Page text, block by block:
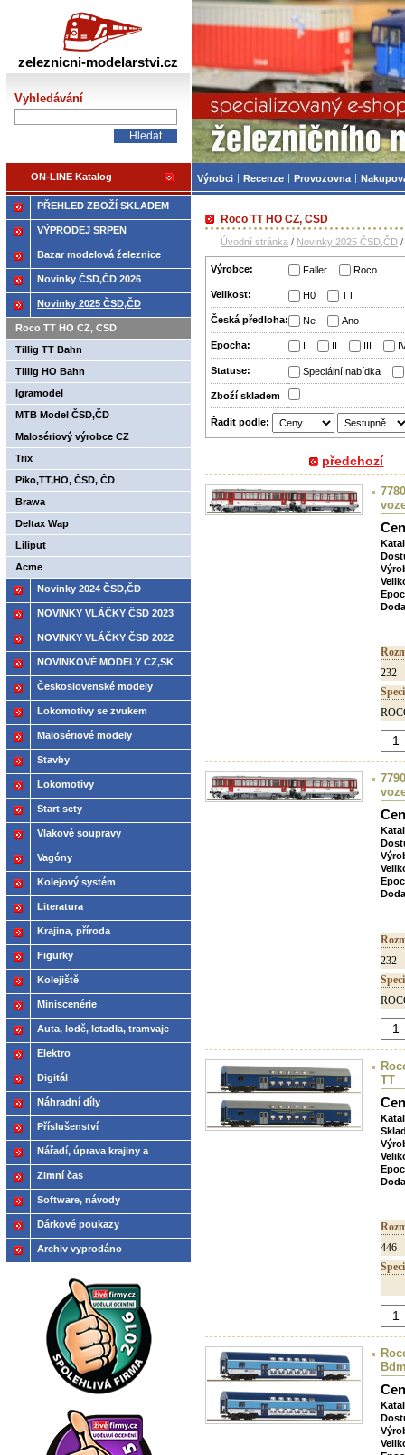
Roco TT HO CZ, CSD
Úvodní stránka / Novinky 2025 ČSD,ČD /
Výrobce: Faller Roco
Velikost: H0 TT
Česká předloha: Ne Ano
Epocha: I II III
Statuse: Speciální nabídka
Zboží­ skladem
Řadit podle:
předchozí
232
232
TT
446
PŘEHLED ZBOŽÍ SKLADEM
VÝPRODEJ SRPEN
Bazar modelová železnice
Novinky ČSD,ČD 2026
Novinky 2025 ČSD,ČD
Roco TT HO CZ, CSD
Tillig TT Bahn
Tillig HO Bahn
Igramodel
MTB Model ČSD,ČD
Malosériový výrobce CZ
Trix
Piko,TT,HO, ČSD, ČD
Brawa
Deltax Wap
Liliput
Acme
Novinky 2024 ČSD,ČD
NOVINKY VLÁČKY ČSD 2023
NOVINKY VLÁČKY ČSD 2022
NOVINKOVÉ MODELY CZ,SK
2021
Československé modely
ČSD,ČD
Lokomotivy se zvukem
Malosériové modely
Stavby
Lokomotivy
Start sety
Vlakové soupravy
Vagóny
Kolejový systém
Literatura
Krajina, příroda
Figurky
Kolejiště
Miniscenérie
Auta, lodě, letadla, tramvaje
Elektro
Digitál
Náhradní díly
Příslušenství
Nářadí, úprava krajiny a
modelů
Zimní čas
Software, návody
Dárkové poukazy
Archiv vyprodáno
zeleznicni-modelarstvi.cz
Vyhledávání
ON-LINE Katalog
Železniční
Výrobci Recenze Provozovna